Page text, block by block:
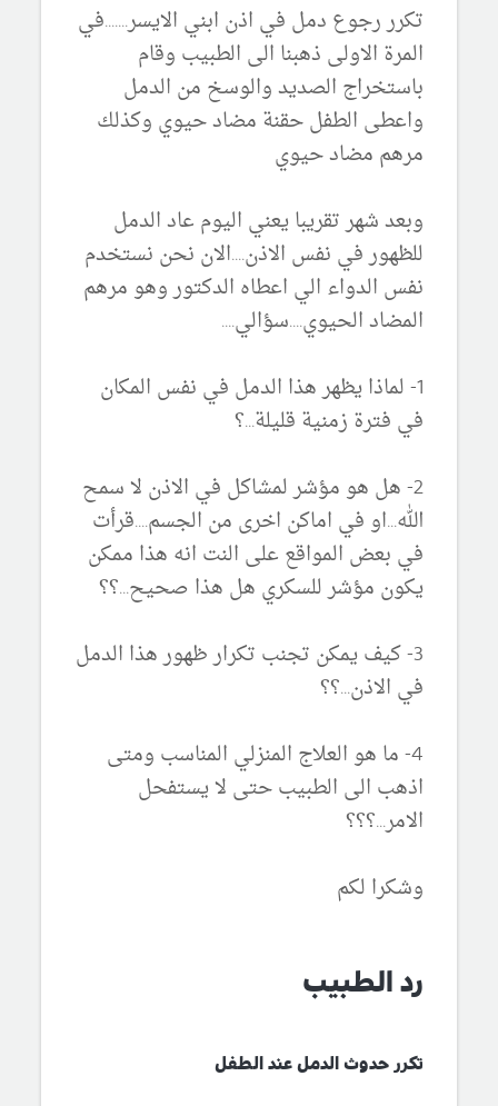
تكرر رجوع دمل في اذن ابني الايسر.......في
المرة الاولى ذهبنا الى الطبيب وقام
باستخراج الصديد والوسخ من الدمل
واعطى الطفل حقنة مضاد حيوي وكذلك
مرهم مضاد حيوي
وبعد شهر تقريبا يعني اليوم عاد الدمل
للظهور في نفس الاذن....الان نحن نستخدم
نفس الدواء الي اعطاه الدكتور وهو مرهم
المضاد الحيوي....سؤالي....
1- لماذا يظهر هذا الدمل في نفس المكان
في فترة زمنية قليلة...؟
2- هل هو مؤشر لمشاكل في الاذن لا سمح
الله...او في اماكن اخرى من الجسم....قرأت
في بعض المواقع على النت انه هذا ممكن
يكون مؤشر للسكري هل هذا صحيح...؟؟
3- كيف يمكن تجنب تكرار ظهور هذا الدمل
في الاذن...؟؟
4- ما هو العلاج المنزلي المناسب ومتى
اذهب الى الطبيب حتى لا يستفحل
الامر...؟؟؟
وشكرا لكم
رد الطبيب
تكرر حدوث الدمل عند الطفل